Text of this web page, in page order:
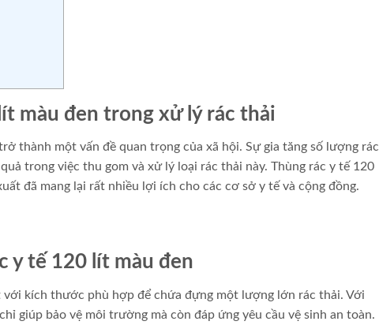
màu đen trong xử lý rác thải
thành một vấn đề quan trọng của xã hội. Sự gia tăng số lượng rác
trong việc thu gom và xử lý loại rác thải này. Thùng rác y tế 120
đã mang lại rất nhiều lợi ích cho các cơ sở y tế và cộng đồng.
y tế 120 lít màu đen
kích thước phù hợp để chứa đựng một lượng lớn rác thải. Với
giúp bảo vệ môi trường mà còn đáp ứng yêu cầu vệ sinh an toàn.